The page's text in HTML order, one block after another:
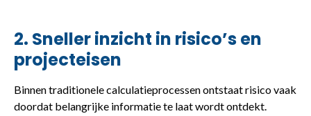
2. Sneller inzicht in risico’s en
projecteisen
Binnen traditionele calculatieprocessen ontstaat risico vaak
doordat belangrijke informatie te laat wordt ontdekt.